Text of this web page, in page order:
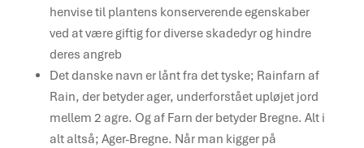
henvise til plantens konserverende egenskaber
ved at være giftig for diverse skadedyr og hindre
deres angreb
Det danske navn er lånt fra det tyske; Rainfarn af
Rain, der betyder ager, underforstået upløjet jord
mellem 2 agre. Og af Farn der betyder Bregne. Alt i
alt altså; Ager-Bregne. Når man kigger på